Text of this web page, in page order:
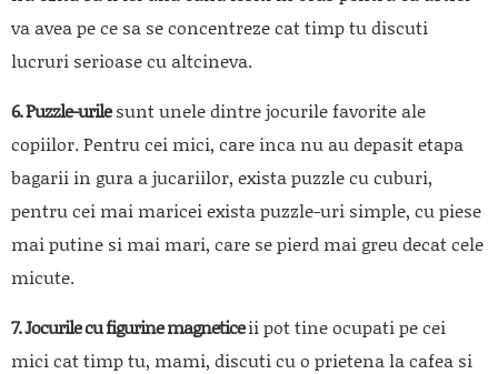
va avea pe ce sa se concentreze cat timp tu discuti
lucruri serioase cu altcineva.
6. Puzzle-urilesunt unele dintre jocurile favorite ale
copiilor. Pentru cei mici, care inca nu au depasit etapa
bagarii in gura a jucariilor, exista puzzle cu cuburi,
pentru cei mai maricei exista puzzle-uri simple, cu piese
mai putine si mai mari, care se pierd mai greu decat cele
micute.
7. Jocurile cu figurine magneticeii pot tine ocupati pe cei
mici cat timp tu, mami, discuti cu o prietena la cafea si